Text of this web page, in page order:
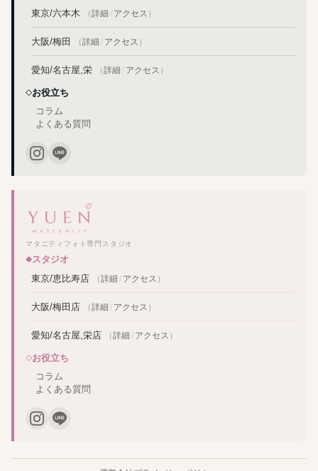
東京/六本木
（詳細 / アクセス ）
大阪/梅田 （詳細 / アクセス ）
愛知/名古屋,栄 （詳細 / アクセス ）
お役立ち
コラム
よくある質問
マタニティフォト専門スタジオ
スタジオ
東京/恵比寿店
（詳細 / アクセス ）
大阪/梅田店 （詳細 / アクセス ）
愛知/名古屋,栄店 （詳細 / アクセス ）
お役立ち
コラム
よくある質問